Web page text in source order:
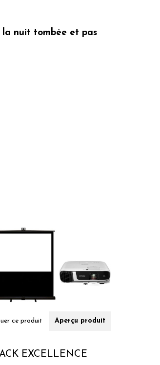
nuit tombée et pas
ce produit Aperçu produit
EXCELLENCE